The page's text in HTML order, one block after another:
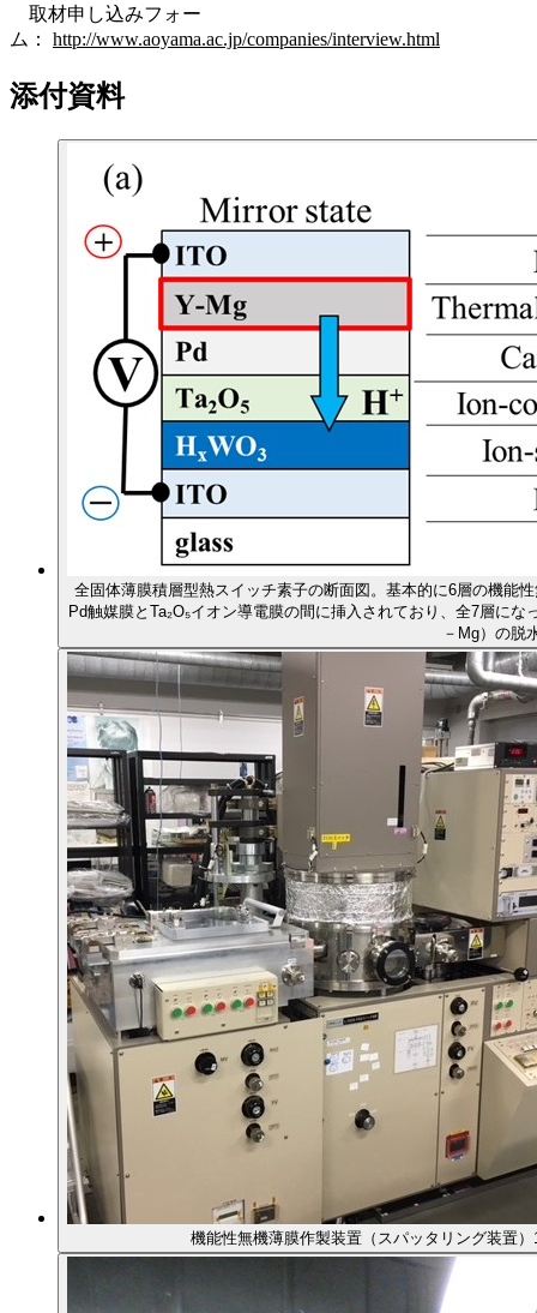
取材申し込みフォー
ム： http://www.aoyama.ac.jp/companies/interview.html
添付資料
全固体薄膜積層型熱スイッチ素子の断面図。基本的に6層の機能
Pd触媒膜とTa₂O₅イオン導電膜の間に挿入されており、全7層に
－Mg）の脱
機能性無機薄膜作製装置（スパッタリング装置）